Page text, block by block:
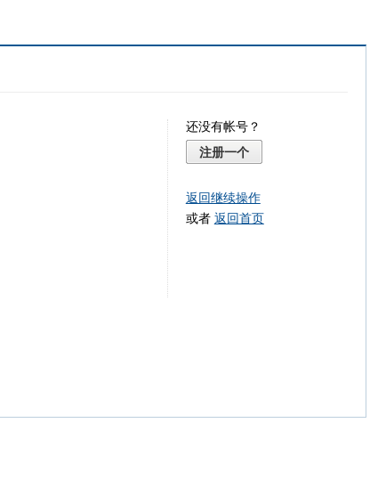
还没有帐号？
注册一个
返回继续操作
或者 返回首页